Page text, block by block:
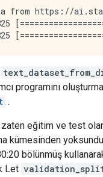
from https://
programını
.
eğitim ve test
kümesinden
bölünmüş
Let